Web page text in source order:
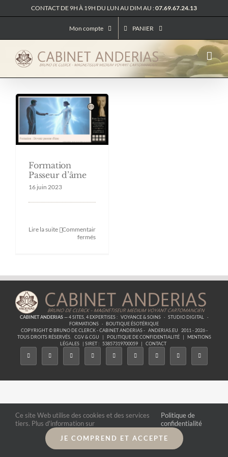
au
CONTACT DE 9H À 19H DU LUN AU DIM AU :07.69.67.24.13
Mon compte PANIER
Formation
Passeur d’âme
16 juin 2023
Lire la suite Commentaires
ferméssur
CABINET ANDERIAS— 4 SITES, 4 EXPERTISES : VOYANCE & SOINS · STUDIO DIGITAL
·
FORMATIONS · BOUTIQUE ÉSOTÉRIQUE
COPYRIGHT © BRUNO DE CLERCK - CABINET ANDERIAS - ANDERIAS.EU
2011 - 2026 -
TOUS DROITS RÉSERVÉS.
CGV & CGU | POLITIQUE DE CONFIDENTIALITÉ |
MENTIONS
LÉGALES
| SIRET : 53857319700059 | CONTACT
Ce site Web utilise des cookies et des services
tiers. Plus d'information sur
Politique de
confidentialité
JE COMPREND ET ACCEPTE